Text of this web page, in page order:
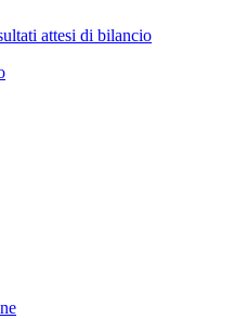
attesi di bilancio